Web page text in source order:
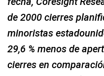
de 2000 cierres
minoristas
29,6 % menos de
cierres en